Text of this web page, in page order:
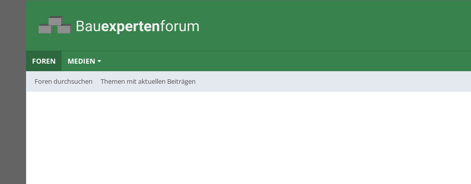
FOREN
Foren durchsuchen Themen mit aktuellen Beiträgen
MEDIEN